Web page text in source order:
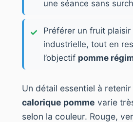
une séance sans
Préférer un fruit
industrielle, tout en
l’objectif pomme
Un détail essentiel à retenir
calorique pomme varie
selon la couleur. Rouge,